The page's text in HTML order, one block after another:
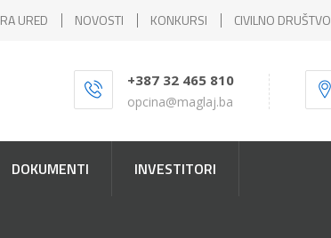
RA URED NOVOSTI KONKURSI CIVILNO DRUŠTVO
+387 32 465 810
opcina@maglaj.ba
DOKUMENTI INVESTITORI